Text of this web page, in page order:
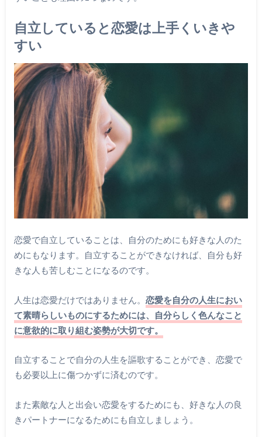
自立していると恋愛は上手くいきや
すい
恋愛で自立していることは、自分のためにも好きな人のた
めにもなります。自立することができなければ、自分も好
きな人も苦しむことになるのです。
人生は恋愛だけではありません。 恋愛を自分の人生におい
て素晴らしいものにするためには、自分らしく色んなこと
に意欲的に取り組む姿勢が大切です。
自立することで自分の人生を謳歌することができ、恋愛で
も必要以上に傷つかずに済むのです。
また素敵な人と出会い恋愛をするためにも、好きな人の良
きパートナーになるためにも自立しましょう。